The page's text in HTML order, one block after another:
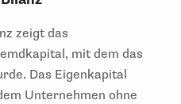
zeigt das
mit dem das
Das Eigenkapital
Unternehmen ohne